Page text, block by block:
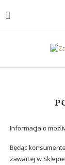
Informacja o
Będąc
zawartej w